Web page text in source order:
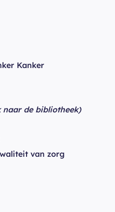
Kanker
naar de bibliotheek)
van zorg